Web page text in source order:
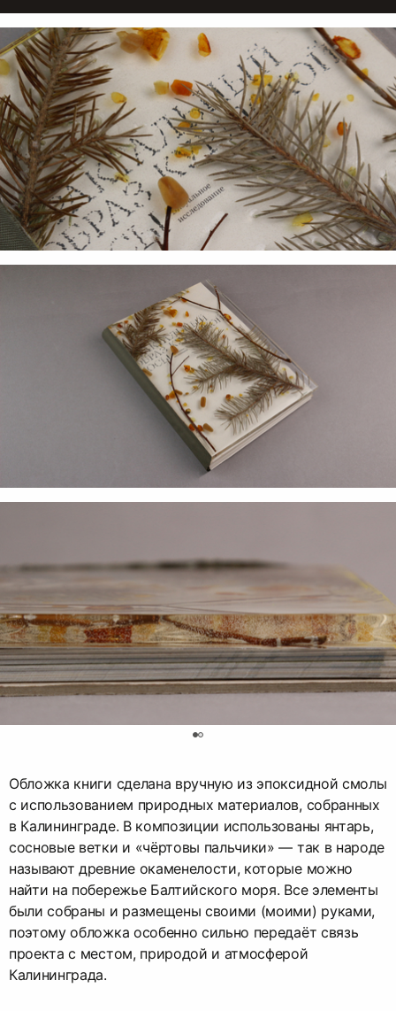
Обложка книги сделана вручную из эпоксидной смолы
с использованием природных материалов, собранных
в Калининграде. В композиции использованы янтарь,
сосновые ветки и «чёртовы пальчики» — так в народе
называют древние окаменелости, которые можно
найти на побережье Балтийского моря. Все элементы
были собраны и размещены своими (моими) руками,
поэтому обложка особенно сильно передаёт связь
проекта с местом, природой и атмосферой
Калининграда.